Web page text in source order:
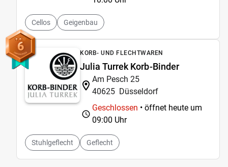
Cellos Geigenbau
6 KORB- UND FLECHTWAREN
Julia Turrek Korb-Binder
Am Pesch 25
40625 Düsseldorf
Geschlossen • öffnet heute um
09:00 Uhr
Stuhlgeflecht Geflecht